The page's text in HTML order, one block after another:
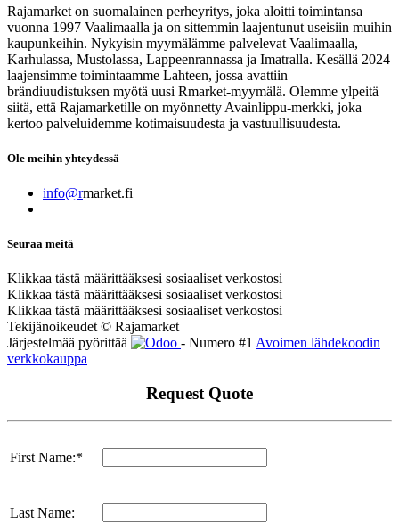
Rajamarket on suomalainen perheyritys, joka aloitti toimintansa
vuonna 1997 Vaalimaalla ja on sittemmin laajentunut useisiin muihin
kaupunkeihin. Nykyisin myymälämme palvelevat Vaalimaalla,
Karhulassa, Mustolassa, Lappeenrannassa ja Imatralla. Kesällä 2024
laajensimme toimintaamme Lahteen, jossa avattiin
brändiuudistuksen myötä uusi Rmarket-myymälä. Olemme ylpeitä
siitä, että Rajamarketille on myönnetty Avainlippu-merkki, joka
kertoo palveluidemme kotimaisuudesta ja vastuullisuudesta.
Ole meihin yhteydessä
info@rmarket.fi
Seuraa meitä
Klikkaa tästä määrittääksesi sosiaaliset verkostosi
Klikkaa tästä määrittääksesi sosiaaliset verkostosi
Klikkaa tästä määrittääksesi sosiaaliset verkostosi
Tekijänoikeudet © Rajamarket
Järjestelmää pyörittää
- Numero #1 Avoimen lähdekoodin
verkkokauppa
Request Quote
First Name:*
Last Name: